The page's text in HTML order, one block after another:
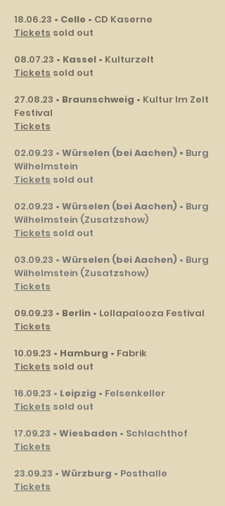
18.06.23 • Celle • CD Kaserne
Tickets sold out
08.07.23 • Kassel • Kulturzelt
Tickets sold out
27.08.23 • Braunschweig • Kultur Im Zelt
Festival
Tickets
02.09.23 • Würselen (bei Aachen) • Burg
Wilhelmstein
Tickets sold out
02.09.23 • Würselen (bei Aachen) • Burg
Wilhelmstein (Zusatzshow)
Tickets sold out
03.09.23 • Würselen (bei Aachen) • Burg
Wilhelmstein (Zusatzshow)
Tickets
09.09.23 • Berlin • Lollapalooza Festival
Tickets
10.09.23 • Hamburg • Fabrik
Tickets sold out
16.09.23 • Leipzig • Felsenkeller
Tickets sold out
17.09.23 • Wiesbaden • Schlachthof
Tickets
23.09.23 • Würzburg • Posthalle
Tickets